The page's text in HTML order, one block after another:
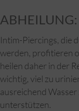
ABHEILUNG:
Intim-Piercings, die
werden, profitieren
heilen daher in der
wichtig, viel zu
ausreichend
unterstützen.